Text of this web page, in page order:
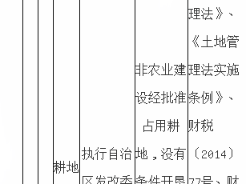
耕地
执行自治
区发改委
非农业建
设经批准
占用耕
地，没有
条件开垦
理法》、
《土地管
理法实施
条例》、
财税
〔2014〕
77号、财